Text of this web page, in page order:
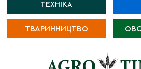
ТЕХНІКА
ТВАРИННИЦТВО